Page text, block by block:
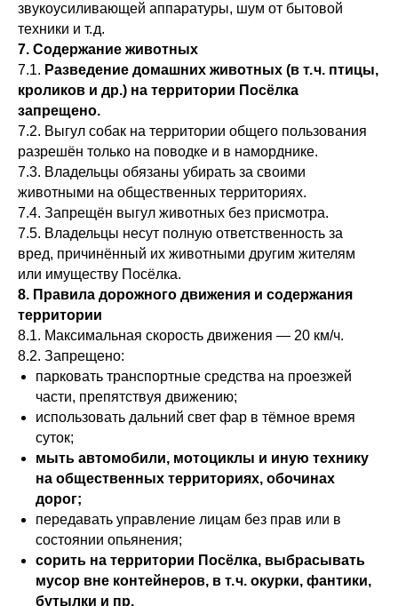
звукоусиливающей аппаратуры, шум от бытовой
техники и т. д.
7. Содержание животных
7.1. Разведение домашних животных (в т. ч. птицы,
кроликов и др.) на территории Посёлка
запрещено.
7.2. Выгул собак на территории общего пользования
разрешён только на поводке и в наморднике.
7.3. Владельцы обязаны убирать за своими
животными на общественных территориях.
7.4. Запрещён выгул животных без присмотра.
7.5. Владельцы несут полную ответственность за
вред, причинённый их животными другим жителям
или имуществу Посёлка.
8. Правила дорожного движения и содержания
территории
8.1. Максимальная скорость движения — 20 км/ч.
8.2. Запрещено:
парковать транспортные средства на проезжей
части, препятствуя движению;
использовать дальний свет фар в тёмное время
суток;
мыть автомобили, мотоциклы и иную технику
на общественных территориях, обочинах
дорог;
передавать управление лицам без прав или в
состоянии опьянения;
сорить на территории Посёлка, выбрасывать
мусор вне контейнеров, в т. ч. окурки, фантики,
бутылки и пр.